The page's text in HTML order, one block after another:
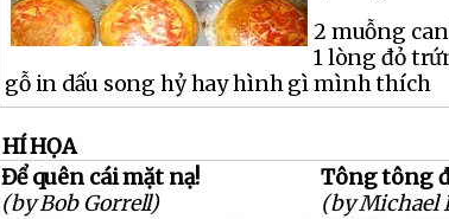
2 muỗng
1 lòng đỏ
gỗ in dấu song hỷ hay hình gì mình thích
HÍ HỌA
Để quên cái mặt nạ!
(by Bob Gorrell)
Tông tông
(by Michael